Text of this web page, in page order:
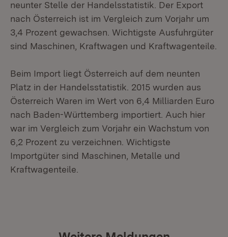
neunter Stelle der Handelsstatistik. Der Export
nach Österreich ist im Vergleich zum Vorjahr um
3,4 Prozent gewachsen. Wichtigste Ausfuhrgüter
sind Maschinen, Kraftwagen und Kraftwagenteile.
Beim Import liegt Österreich auf dem neunten
Platz in der Handelsstatistik. 2015 wurden aus
Österreich Waren im Wert von 6,4 Milliarden Euro
nach Baden-Württemberg importiert. Auch hier
war im Vergleich zum Vorjahr ein Wachstum von
6,2 Prozent zu verzeichnen. Wichtigste
Importgüter sind Maschinen, Metalle und
Kraftwagenteile.